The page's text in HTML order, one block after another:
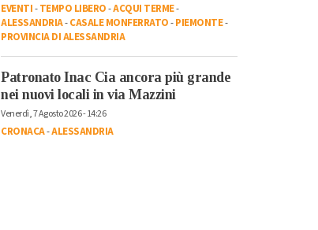
EVENTI-TEMPO LIBERO-ACQUI TERME-
ALESSANDRIA-CASALE MONFERRATO-PIEMONTE-
PROVINCIA DI ALESSANDRIA
Patronato Inac Cia ancora più grande
nei nuovi locali in via Mazzini
Venerdì, 7 Agosto 2026 - 14:26
CRONACA-ALESSANDRIA